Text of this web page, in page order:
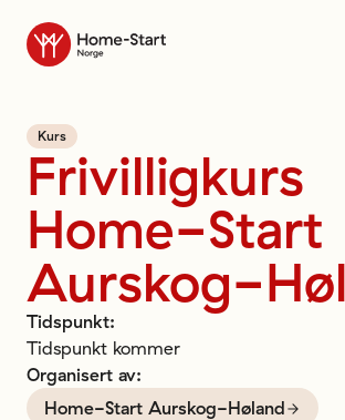
Til forsiden
Kurs
Frivilligkurs
Home-Start
Aurskog-
Tidspunkt:
Tidspunkt kommer
Organisert av:
Home-Start Aurskog-Høland